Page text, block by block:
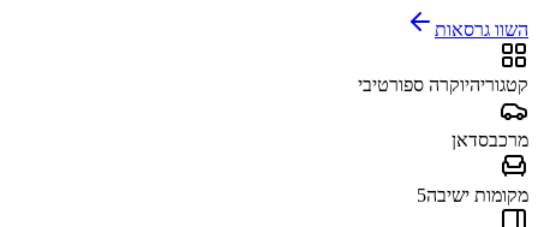
השוו גרסאות
קטגוריהיוקרה ספורטיבי
מרכבסדאן
מקומות ישיבה5